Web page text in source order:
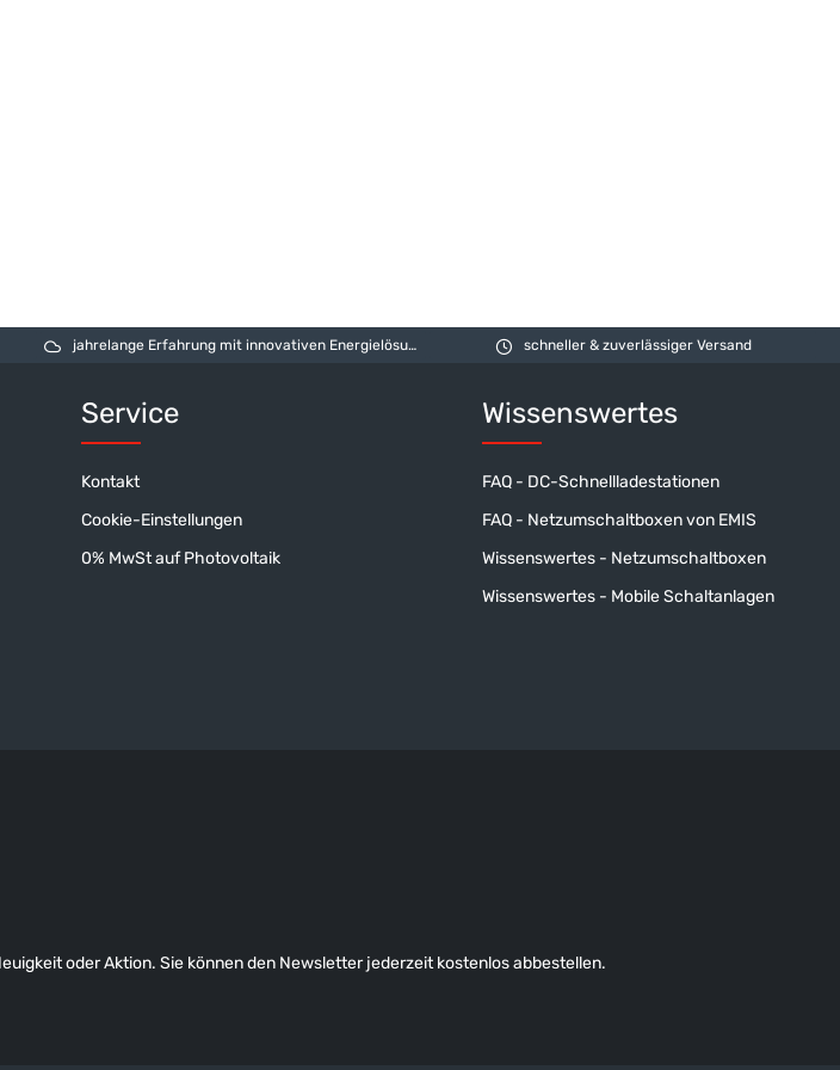
jahrelange Erfahrung mit innovativen Energielösungen schneller & zuverlässiger Versand
Service
Kontakt
Cookie-Einstellungen
0% MwSt auf Photovoltaik
Wissenswertes
FAQ - DC-Schnellladestationen
FAQ - Netzumschaltboxen von EMIS
Wissenswertes - Netzumschaltboxen
Wissenswertes - Mobile Schaltanlagen
oder Aktion. Sie können den Newsletter jederzeit kostenlos abbestellen.